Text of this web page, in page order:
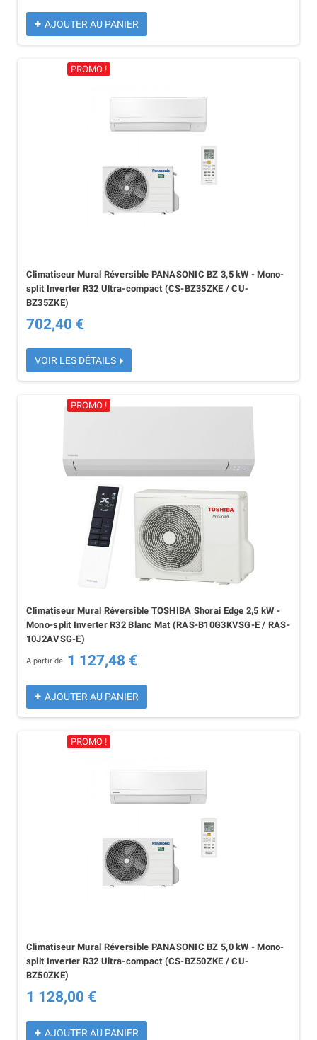
AJOUTER AU PANIER
PROMO !
Climatiseur Mural Réversible PANASONIC BZ 3,5 kW - Mono-
split Inverter R32 Ultra-compact (CS-BZ35ZKE / CU-
BZ35ZKE)
702,40 €
VOIR LES DÉTAILS
PROMO !
Climatiseur Mural Réversible TOSHIBA Shorai Edge 2,5 kW -
Mono-split Inverter R32 Blanc Mat (RAS-B10G3KVSG-E / RAS-
10J2AVSG-E)
A partir de 1 127,48 €
AJOUTER AU PANIER
PROMO !
Climatiseur Mural Réversible PANASONIC BZ 5,0 kW - Mono-
split Inverter R32 Ultra-compact (CS-BZ50ZKE / CU-
BZ50ZKE)
1 128,00 €
AJOUTER AU PANIER